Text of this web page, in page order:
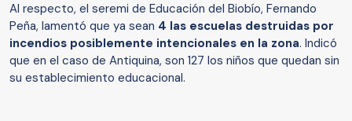
Al respecto, el seremi de Educación del Biobío, Fernando
Peña, lamentó que ya sean 4 las escuelas destruidas por
incendios posiblemente intencionales en la zona. Indicó
que en el caso de Antiquina, son 127 los niños que quedan sin
su establecimiento educacional.